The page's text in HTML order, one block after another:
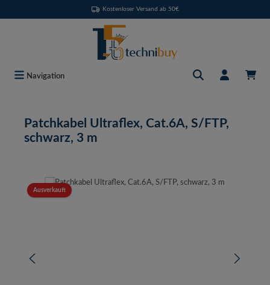
Kostenloser Versand ab 50€
Navigation
Patchkabel Ultraflex, Cat.6A, S/FTP,
schwarz, 3 m
Bildergalerie überspringen
Ausverkauft